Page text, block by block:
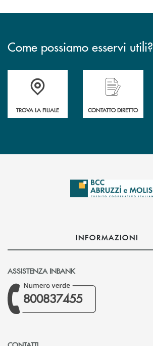
Come possiamo esservi utili?
Accedi all' elenco completo delle filiali .
TROVA LA FILIALE CONTATTO DIRETTO
INFORMAZIONI
ASSISTENZA INBANK
800837455